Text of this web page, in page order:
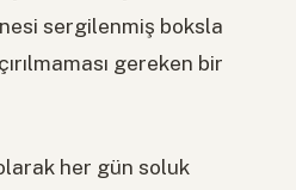
sergilenmiş boksla
gereken bir
her gün soluk